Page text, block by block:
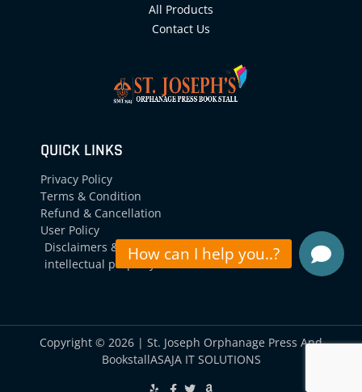
All Products
Contact Us
QUICK LINKS
Privacy Policy
Terms & Condition
Refund & Cancellation
User Policy
Disclaimers &
intellectual property
Copyright © 2026 | St. Joseph Orphanage Press And
BookstallASAJA IT SOLUTIONS